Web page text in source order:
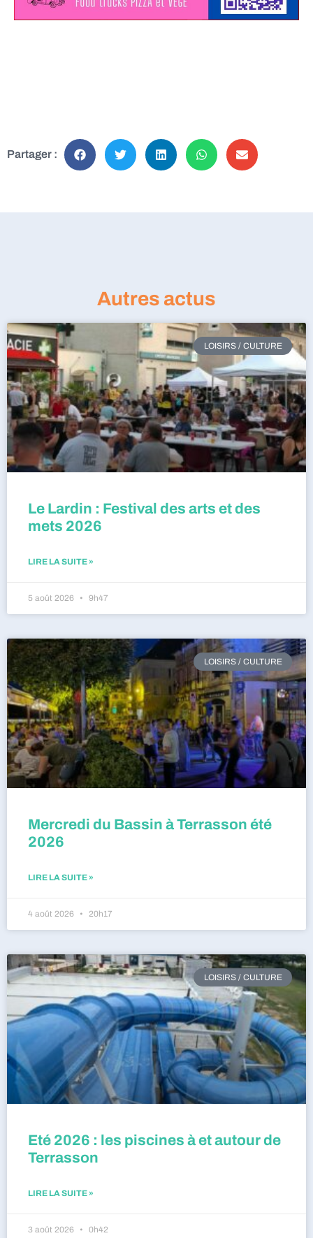
Partager :
Autres actus
LOISIRS / CULTURE
Le Lardin : Festival des arts et des
mets 2026
LIRE LA SUITE »
5 août 2026 9h47
LOISIRS / CULTURE
Mercredi du Bassin à Terrasson été
2026
LIRE LA SUITE »
4 août 2026 20h17
LOISIRS / CULTURE
Eté 2026 : les piscines à et autour de
Terrasson
LIRE LA SUITE »
3 août 2026 0h42